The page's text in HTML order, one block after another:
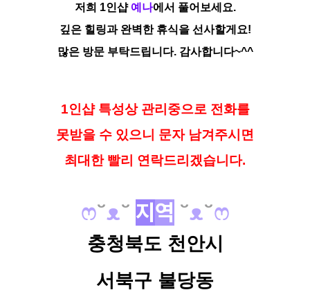
저희 1인샵 예나에서 풀어보세요.
깊은 힐링과 완벽한 휴식을 선사할게요!
많은 방문 부탁드립니다. 감사합니다~^^
1인샵 특성상 관리중으로 전화를
못받을 수 있으니 문자 남겨주시면
최대한 빨리 연락드리겠습니다.
ෆ˘ᴥ˘ 지 역 ˘ᴥ˘ෆ
충청북도 천안시
서북구 불당동